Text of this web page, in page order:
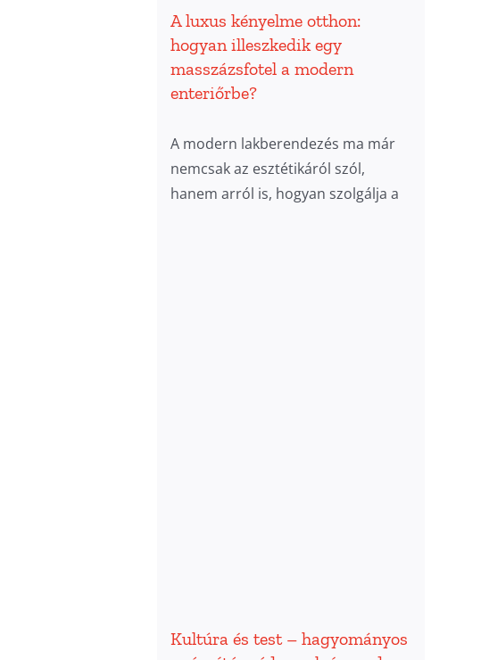
A luxus kényelme otthon:
hogyan illeszkedik egy
masszázsfotel a modern
enteriőrbe?
A modern lakberendezés ma már
nemcsak az esztétikáról szól,
hanem arról is, hogyan szolgálja a
Kultúra és test – hagyományos